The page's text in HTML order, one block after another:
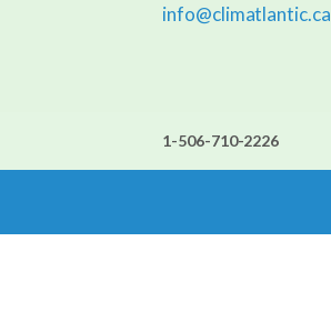
info@climatlantic.ca
1-506-710-2226